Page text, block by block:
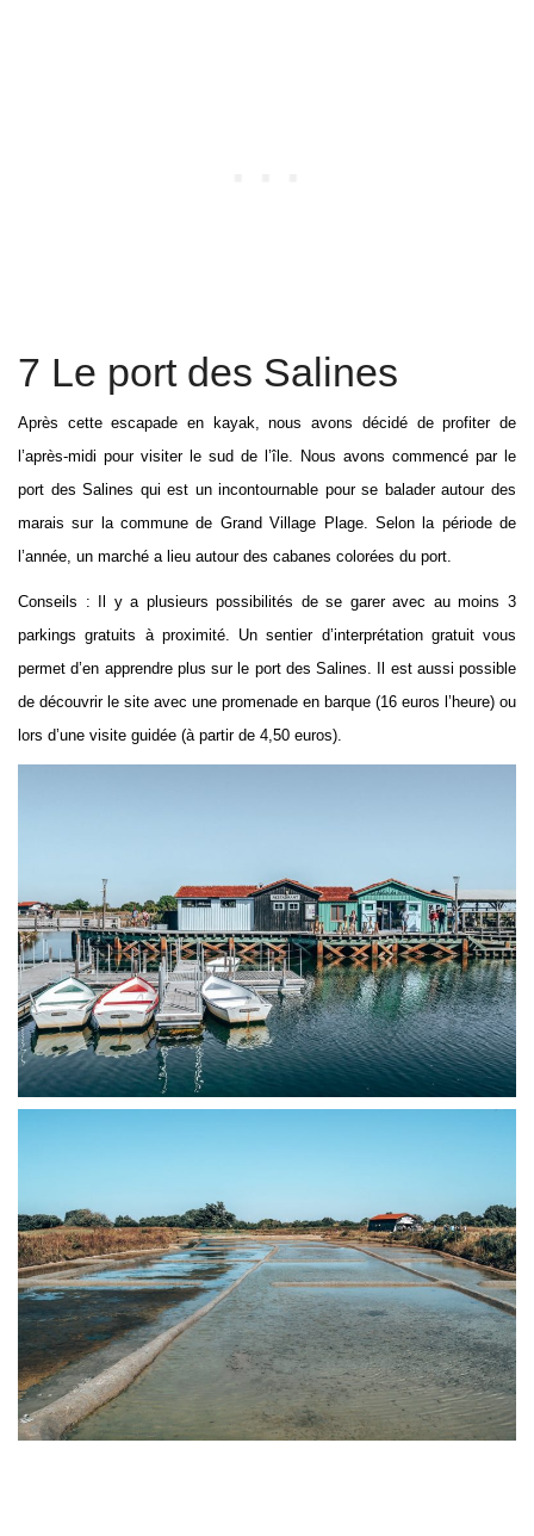
7 Le port des Salines
Après cette escapade en kayak, nous avons décidé de profiter de
l’après-midi pour visiter le sud de l’île. Nous avons commencé par le
port des Salines qui est un incontournable pour se balader autour des
marais sur la commune de Grand Village Plage. Selon la période de
l’année, un marché a lieu autour des cabanes colorées du port.
Conseils : Il y a plusieurs possibilités de se garer avec au moins 3
parkings gratuits à proximité. Un sentier d’interprétation gratuit vous
permet d’en apprendre plus sur le port des Salines. Il est aussi possible
de découvrir le site avec une promenade en barque (16 euros l’heure) ou
lors d’une visite guidée (à partir de 4,50 euros).